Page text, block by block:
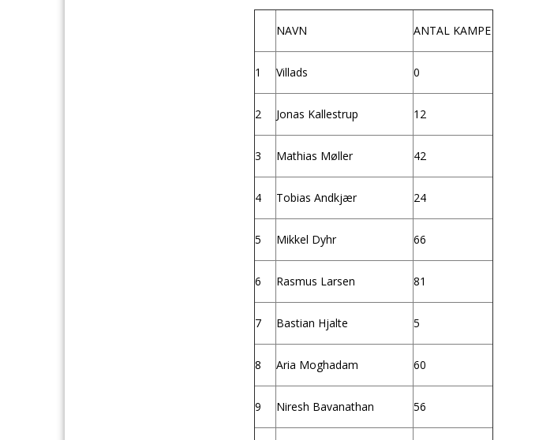
NAVN ANTAL KAMPE
1 Villads 0
2 Jonas Kallestrup 12
3 Mathias Møller 42
4 Tobias Andkjær 24
5 Mikkel Dyhr 66
6 Rasmus Larsen 81
7 Bastian Hjalte 5
8 Aria Moghadam 60
9 Niresh Bavanathan 56